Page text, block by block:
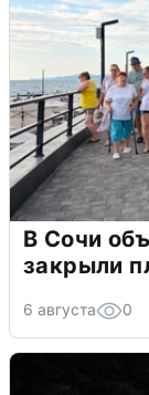
В Сочи
закрыли
6 августа 0